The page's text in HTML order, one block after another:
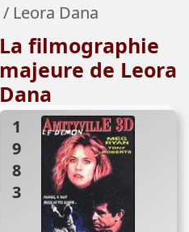
Leora Dana
La filmographie
majeure de Leora
Dana
1983